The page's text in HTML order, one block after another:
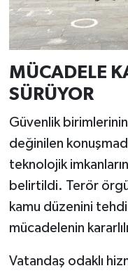
MÜCADELE
SÜRÜYOR
Güvenlik
değinilen
teknolojik
belirtildi. Terör
kamu düzenini
mücadelenin
Vatandaş odaklı